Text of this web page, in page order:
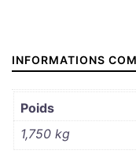
GAUCHE
INFORMATIONS
Poids
1,750 kg